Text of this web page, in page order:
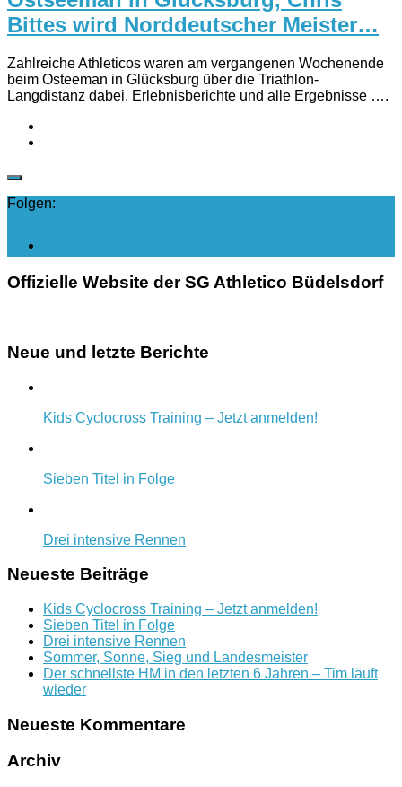
Bittes wird Norddeutscher Meister…
Zahlreiche Athleticos waren am vergangenen Wochenende
beim Osteeman in Glücksburg über die Triathlon-
Langdistanz dabei. Erlebnisberichte und alle Ergebnisse ….
Folgen:
Offizielle Website der SG Athletico Büdelsdorf
Neue und letzte Berichte
Kids Cyclocross Training – Jetzt anmelden!
Sieben Titel in Folge
Drei intensive Rennen
Neueste Beiträge
Kids Cyclocross Training – Jetzt anmelden!
Sieben Titel in Folge
Drei intensive Rennen
Sommer, Sonne, Sieg und Landesmeister
Der schnellste HM in den letzten 6 Jahren – Tim läuft
wieder
Neueste Kommentare
Archiv